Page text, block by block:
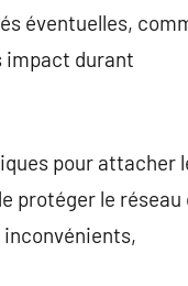
éventuelles,
impact durant
pour attacher
protéger le réseau
inconvénients,